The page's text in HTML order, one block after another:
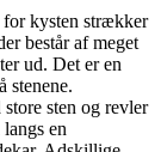
for kysten strækker
består af meget
ud. Det eren
stenene.
store sten og revler
en